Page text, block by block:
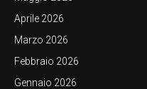
Aprile 2026
Marzo 2026
Febbraio 2026
Gennaio 2026